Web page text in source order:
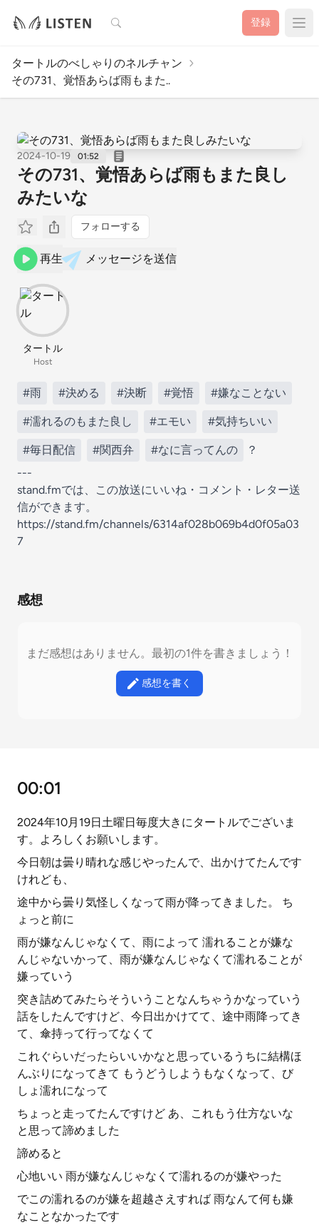
検索 登録
タートルのべしゃりのネルチャン
その731、覚悟あらば雨もまた..
2024-10-19 01:52
その731、覚悟あらば雨もまた良し
みたいな
フォローする
再生 メッセージを送信
タートル
Host
#雨 #決める #決断 #覚悟 #嫌なことない
#濡れるのもまた良し #エモい #気持ちいい
#毎日配信 #関西弁 #なに言ってんの
？
---
stand.fmでは、この放送にいいね・コメント・レター送
信ができます。
https://stand.fm/channels/6314af028b069b4d0f05a03
7
感想
まだ感想はありません。最初の1件を書きましょう！
感想を書く
00:01
2024年10月19日土曜日毎度大きにタートルでございま
す。よろしくお願いします。
今日朝は曇り晴れな感じやったんで、出かけてたんです
けれども、
途中から曇り気怪しくなって雨が降ってきました。 ち
ょっと前に
雨が嫌なんじゃなくて、雨によって 濡れることが嫌な
んじゃないかって、雨が嫌なんじゃなくて濡れることが
嫌っていう
突き詰めてみたらそういうことなんちゃうかなっていう
話をしたんですけど、今日出かけてて、途中雨降ってき
て、傘持って行ってなくて
これぐらいだったらいいかなと思っているうちに結構ほ
んぶりになってきて もうどうしようもなくなって、び
しょ濡れになって
ちょっと走ってたんですけど あ、これもう仕方ないな
と思って諦めました
諦めると
心地いい 雨が嫌なんじゃなくて濡れるのが嫌やった
でこの濡れるのが嫌を超越さえすれば 雨なんて何も嫌
なことなかったです